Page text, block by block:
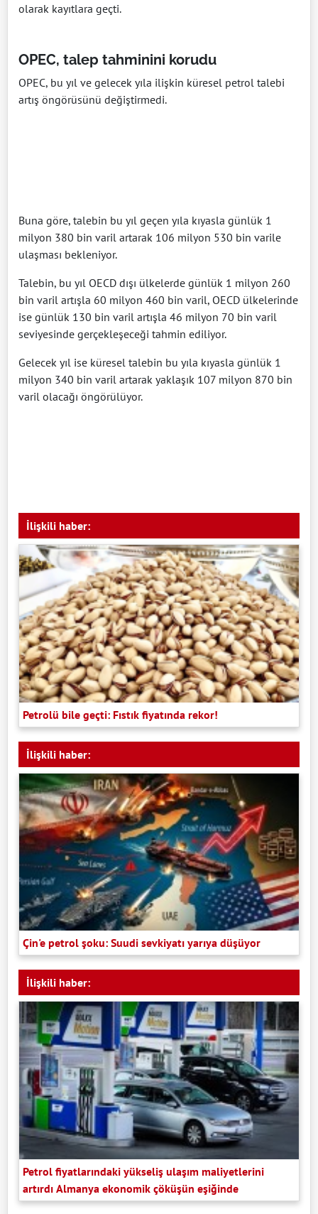
olarak kayıtlara geçti.
OPEC, talep tahminini korudu
OPEC, bu yıl ve gelecek yıla ilişkin küresel petrol talebi
artış öngörüsünü değiştirmedi.
Buna göre, talebin bu yıl geçen yıla kıyasla günlük 1
milyon 380 bin varil artarak 106 milyon 530 bin varile
ulaşması bekleniyor.
Talebin, bu yıl OECD dışı ülkelerde günlük 1 milyon 260
bin varil artışla 60 milyon 460 bin varil, OECD ülkelerinde
ise günlük 130 bin varil artışla 46 milyon 70 bin varil
seviyesinde gerçekleşeceği tahmin ediliyor.
Gelecek yıl ise küresel talebin bu yıla kıyasla günlük 1
milyon 340 bin varil artarak yaklaşık 107 milyon 870 bin
varil olacağı öngörülüyor.
İlişkili haber:
Petrolü bile geçti: Fıstık fiyatında rekor!
İlişkili haber:
Çin'e petrol şoku: Suudi sevkiyatı yarıya düşüyor
İlişkili haber:
Petrol fiyatlarındaki yükseliş ulaşım maliyetlerini
artırdı Almanya ekonomik çöküşün eşiğinde